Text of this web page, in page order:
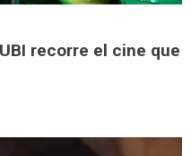
recorre el cine que